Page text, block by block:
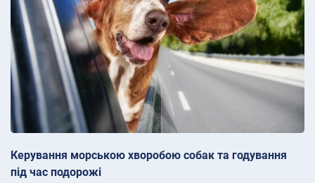
Керування морською хворобою собак та годування
під час подорожі